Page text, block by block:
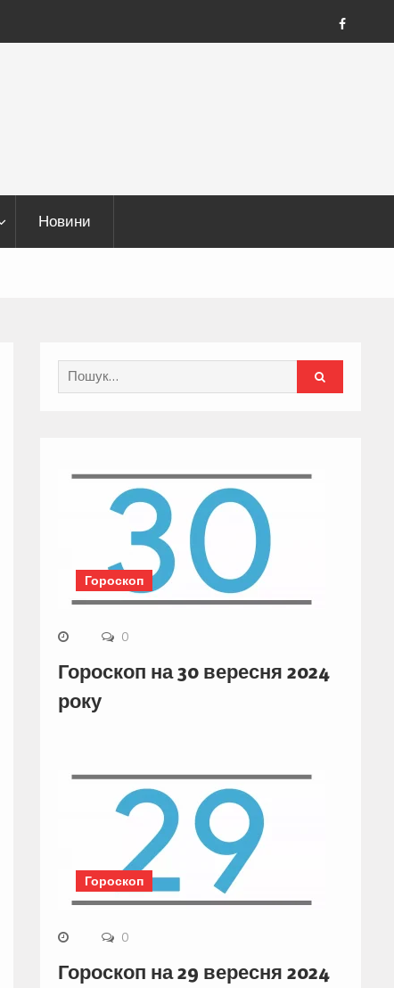
FB
Новини
Search
for:
Гороскоп
0
Гороскоп на 30 вересня 2024
року
Гороскоп
0
Гороскоп на 29 вересня 2024